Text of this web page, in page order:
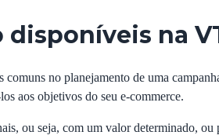
na
comuns no planejamento de uma
aos objetivos do seu e-commerce.
ou seja, com um valor determinado,